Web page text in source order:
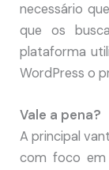
necessário
que os
plataforma
WordPress o
Vale a pena?
A principal
com foco em